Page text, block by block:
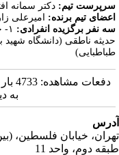
تیم:دکتر سمانه
تیم برنده:امیرعلی
نفر برگزیده انفرادی:
دفعات مشاهده: 4733 بار |
به
دوم، واحد 11